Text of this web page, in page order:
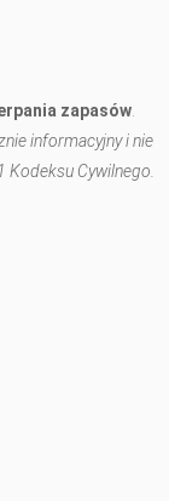
zapasów
informacyjny i nie
Cywilnego.